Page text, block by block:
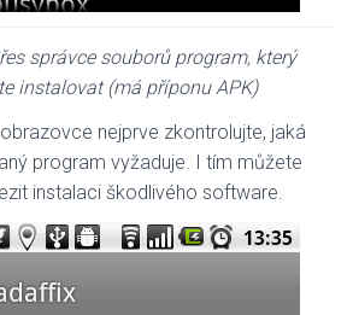
správce souborů program, který
instalovat (má příponu APK)
nejprve zkontrolujte, jaká
program vyžaduje. I tím můžete
instalaci škodlivého software.